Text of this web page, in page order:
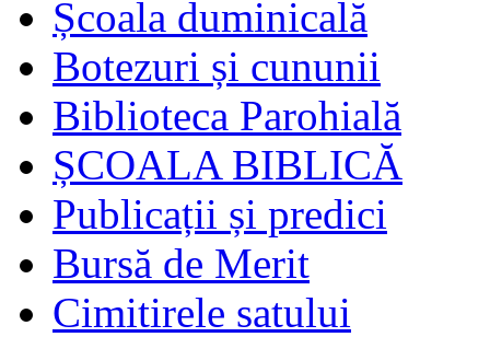
Școala duminicală
Botezuri și cununii
Biblioteca Parohială
ȘCOALA BIBLICĂ
Publicații și predici
Bursă de Merit
Cimitirele satului